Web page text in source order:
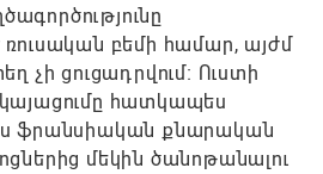
ռուսական բեմի համար, այժմ
չի ցուցադրվում։ Ուստի
հատկապես
ֆրանսիական քնարական
մեկին ծանոթանալու